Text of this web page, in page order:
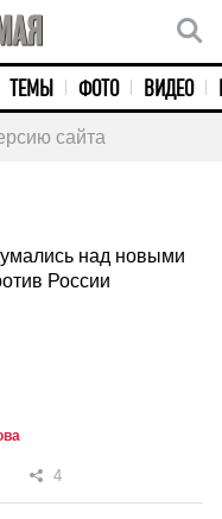
ТЕМЫ ФОТО ВИДЕО
сайта
над новыми
России
4